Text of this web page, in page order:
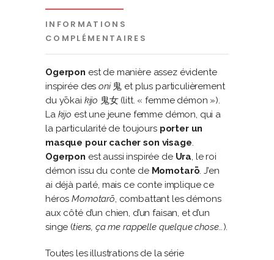
INFORMATIONS
COMPLÉMENTAIRES
Ogerpon est de manière assez évidente
inspirée desoni鬼 et plus particulièrement
du yōkai kijo 鬼女 (litt. « femme démon »).
La kijo est une jeune femme démon, qui a
la particularité de toujours porter un
masque pour cacher son visage.
Ogerpon est aussi inspirée de Ura, le roi
démon issu du conte de Momotarō. J’en
ai déjà parlé, mais ce conte implique ce
hérosMomotarō, combattant les démons
aux côté d’un chien, d’un faisan, et d’un
singe (tiens, ça me rappelle quelque chose…).
Toutes les illustrations de la série